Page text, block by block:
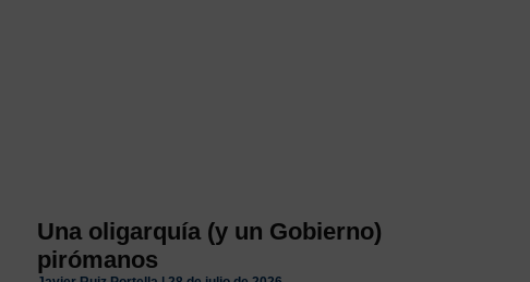
Una oligarquía (y un Gobierno)
pirómanos